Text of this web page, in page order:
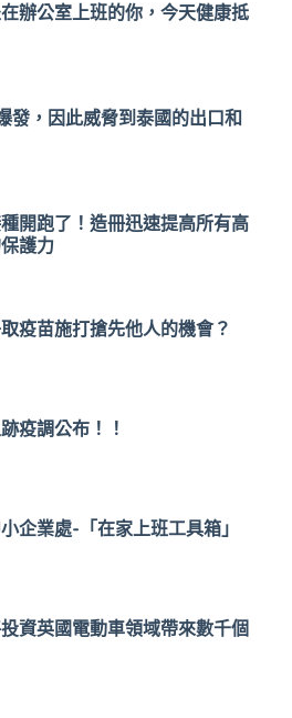
辦公室上班的你，今天健康抵
發，因此威脅到泰國的出口和
開跑了！造冊迅速提高所有高
護力
疫苗施打搶先他人的機會？
疫調公布！！
企業處-「在家上班工具箱」
資英國電動車領域帶來數千個